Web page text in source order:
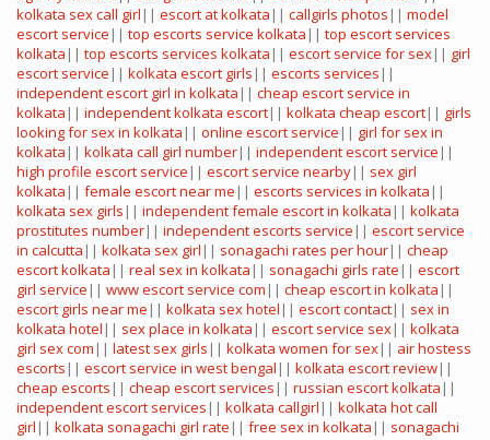
kolkata sex call girl || escort at kolkata || callgirls photos || model
escort service || top escorts service kolkata || top escort services
kolkata || top escorts services kolkata || escort service for sex|| girl
escort service || kolkata escort girls || escorts services ||
independent escort girl in kolkata || cheap escort service in
kolkata || independent kolkata escort|| kolkata cheap escort|| girls
looking for sex in kolkata || online escort service || girl for sex in
kolkata || kolkata call girl number|| independent escort service ||
high profile escort service || escort service nearby|| sex girl
kolkata || female escort near me || escorts services in kolkata ||
kolkata sex girls || independent female escort in kolkata || kolkata
prostitutes number|| independent escorts service || escort service
in calcutta || kolkata sex girl || sonagachi rates per hour|| cheap
escort kolkata || real sex in kolkata || sonagachi girls rate || escort
girl service || www escort service com || cheap escort in kolkata ||
escort girls near me || kolkata sex hotel || escort contact|| sex in
kolkata hotel || sex place in kolkata || escort service sex|| kolkata
girl sex com || latest sex girls || kolkata women for sex|| air hostess
escorts || escort service in west bengal || kolkata escort review||
cheap escorts || cheap escort services || russian escort kolkata ||
independent escort services || kolkata callgirl || kolkata hot call
girl || kolkata sonagachi girl rate || free sex in kolkata || sonagachi